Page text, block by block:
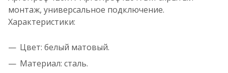
монтаж, универсальное подключение.
Характеристики:
Цвет: белый матовый.
Материал: сталь.